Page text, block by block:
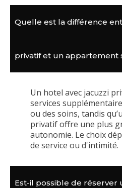
Quelle est la différence
privatif et un appartement
Un hotel avec jacuzzi
services
ou des soins, tandis
privatif offre une plus
autonomie. Le choix
de service ou d'intimité.
Est-il possible de